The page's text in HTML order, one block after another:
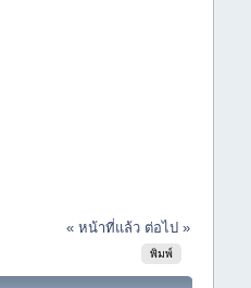
« หน้าที่แล้ว ต่อไป »
พิมพ์